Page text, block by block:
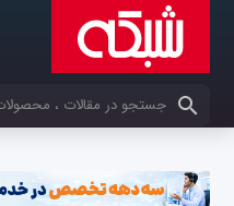
کلمات کلیدی خود را وارد کنید